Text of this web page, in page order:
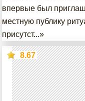
впервые был
местную публику
присутст...»
8.67